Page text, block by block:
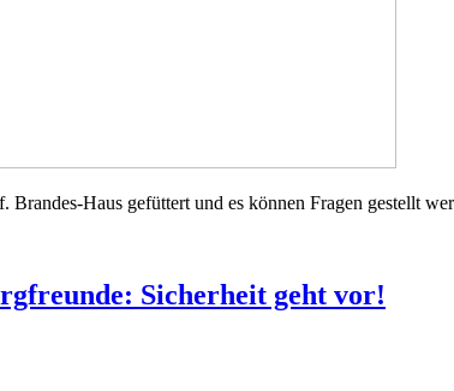
Haus gefüttert und es können Fragen gestellt
Sicherheit geht vor!